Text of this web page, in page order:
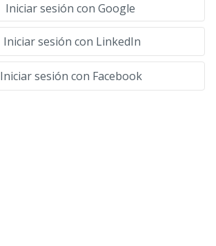
Iniciar sesión con Google
Iniciar sesión con LinkedIn
Iniciar sesión con Facebook